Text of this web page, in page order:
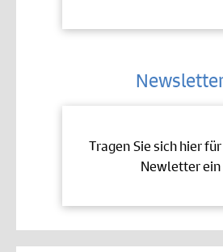
Tragen Sie sich hier
Newletter ein